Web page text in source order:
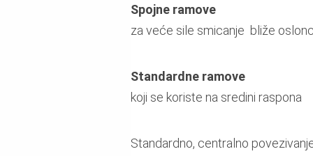
Spojne ramove
za veće sile smicanje bliže
Standardne ramove
koji se koriste na sredini raspona
Standardno, centralno